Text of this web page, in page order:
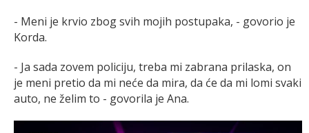
- Meni je krvio zbog svih mojih postupaka, - govorio je
Korda.
- Ja sada zovem policiju, treba mi zabrana prilaska, on
je meni pretio da mi neće da mira, da će da mi lomi svaki
auto, ne želim to - govorila je Ana.